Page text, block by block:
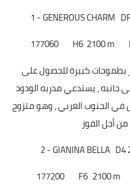
1 - GENEROUS CHARM
177060
H6 2100 m
بطموحات كبيرة للحصول على
جانبه ، يستدعي مدربه الودود
في الجنوب الغربي ، وهو متزوج
2 - GIANINA BELLA
177200
F6 2100 m